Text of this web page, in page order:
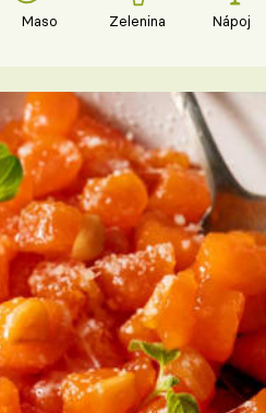
Maso Zelenina Nápoje